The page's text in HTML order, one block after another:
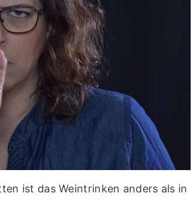
ist das Weintrinken anders als in